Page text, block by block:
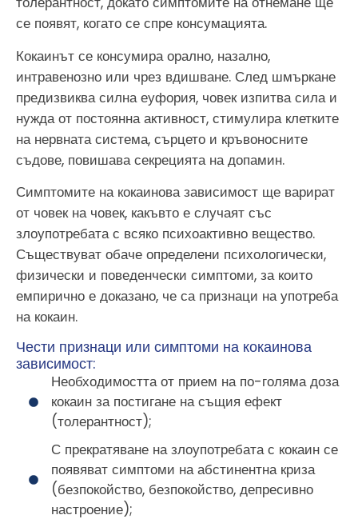
се появят, когато се спре консумацията.
Кокаинът се консумира орално, назално,
интравенозно или чрез вдишване. След шмъркане
предизвиква силна еуфория, човек изпитва сила и
нужда от постоянна активност, стимулира клетките
на нервната система, сърцето и кръвоносните
съдове, повишава секрецията на допамин.
Симптомите на кокаинова зависимост ще варират
от човек на човек, какъвто е случаят със
злоупотребата с всяко психоактивно вещество.
Съществуват обаче определени психологически,
физически и поведенчески симптоми, за които
емпирично е доказано, че са признаци на употреба
на кокаин.
Чести признаци или симптоми на кокаинова
зависимост:
Необходимостта от прием на по-голяма доза
кокаин за постигане на същия ефект
(толерантност);
С прекратяване на злоупотребата с кокаин се
появяват симптоми на абстинентна криза
(безпокойство, безпокойство, депресивно
настроение);